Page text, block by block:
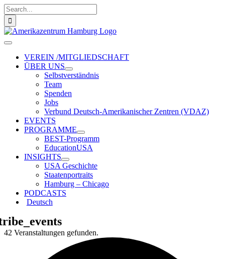
Zum
Inhalt
springen
Suche
nach:
Toggle
NavigationVEREIN /MITGLIEDSCHAFT
ÜBER UNS
Selbstverständnis
Team
Spenden
Jobs
Verbund Deutsch-Amerikanischer Zentren (VDAZ)
EVENTS
PROGRAMME
BEST-Programm
EducationUSA
INSIGHTS
USA Geschichte
Staatenportraits
Hamburg – Chicago
PODCASTS
Deutsch
42 Veranstaltungen gefunden.